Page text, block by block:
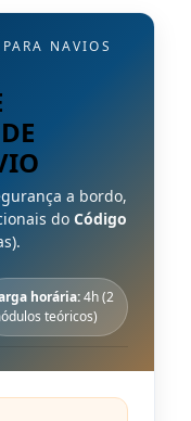
NAVIOS
a bordo,
do Código
horária:4h (2
teóricos)